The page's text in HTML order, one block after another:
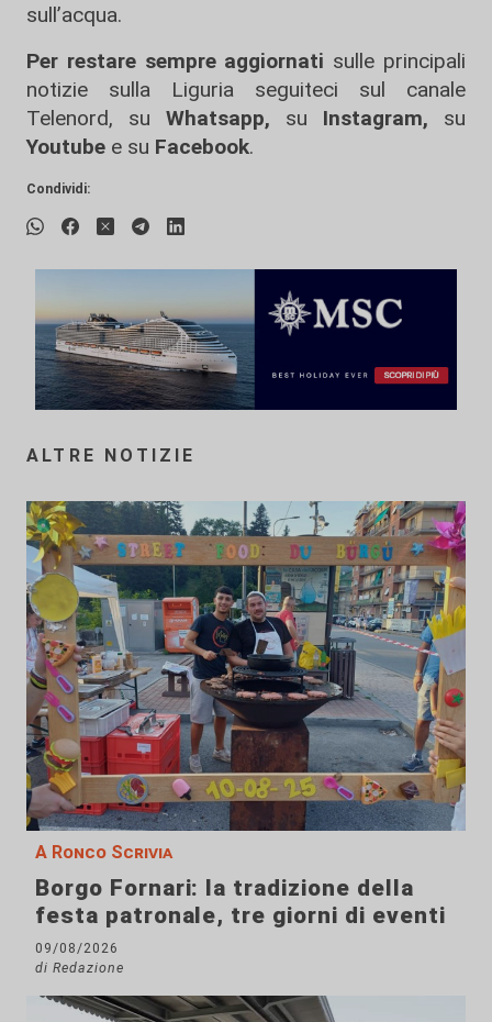
sull’acqua.
Per restare sempre aggiornati sulle principali
notizie sulla Liguria seguiteci sul canale
Telenord, su
Whatsapp, su Instagram, su
Youtube e su Facebook.
Condividi:
ALTRE NOTIZIE
A Ronco Scrivia
Borgo Fornari: la tradizione della
festa patronale, tre giorni di eventi
09/08/2026
di Redazione